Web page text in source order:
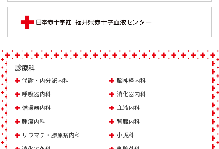
診療科
代謝・内分泌内科
脳神経内科
呼吸器内科
消化器内科
循環器内科
血液内科
腫瘍内科
腎臓内科
リウマチ・膠原病内科
小児科